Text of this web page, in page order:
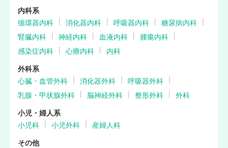
内科系
循環器内科
消化器内科 呼吸器内科
糖尿病内科
腎臓内科
神経内科 血液内科
腫瘍内科
感染症内科
心療内科
内科
外科系
心臓・血管外科
消化器外科
呼吸器外科
乳腺・甲状腺外科
脳神経外科 整形外科
外科
小児・婦人系
小児科
小児外科
産婦人科
その他